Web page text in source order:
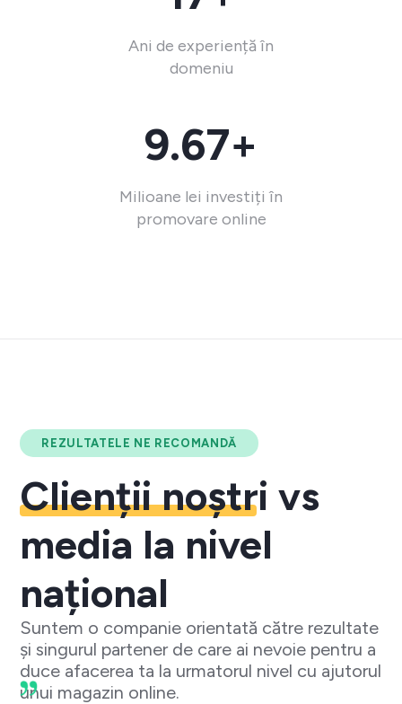
Ani de experiență în
domeniu
9.67+
Milioane lei investiți în
promovare online
REZULTATELE NE RECOMANDĂ
Clienții noștri vs
media la nivel
național
Suntem o companie orientată către rezultate
și singurul partener de care ai nevoie pentru a
duce afacerea ta la urmatorul nivel cu ajutorul
unui magazin online.